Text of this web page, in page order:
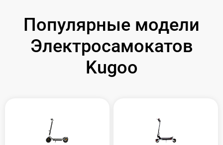
Популярные модели
Электросамокатов
Kugoo